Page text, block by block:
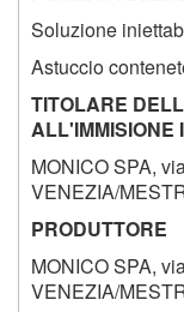
Soluzione
Astuccio
TITOLARE
ALL'IMMISIONE
MONICO SPA,
VENEZIA/
PRODUTTORE
MONICO SPA,
VENEZIA/